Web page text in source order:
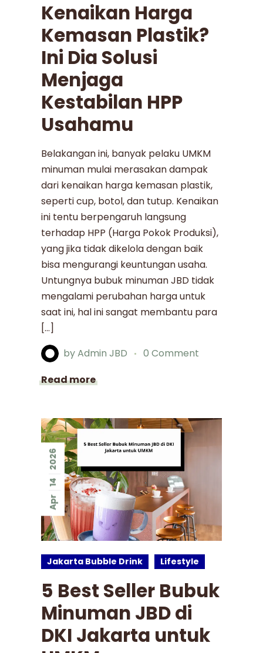
Kenaikan Harga
Kemasan Plastik?
Ini Dia Solusi
Menjaga
Kestabilan HPP
Usahamu
Belakangan ini, banyak pelaku UMKM
minuman mulai merasakan dampak
dari kenaikan harga kemasan plastik,
seperti cup, botol, dan tutup. Kenaikan
ini tentu berpengaruh langsung
terhadap HPP (Harga Pokok Produksi),
yang jika tidak dikelola dengan baik
bisa mengurangi keuntungan usaha.
Untungnya bubuk minuman JBD tidak
mengalami perubahan harga untuk
saat ini, hal ini sangat membantu para
[…]
byAdmin JBD
0 Comment
Read more
Apr
14
2026
Jakarta Bubble Drink Lifestyle
5 Best Seller Bubuk
Minuman JBD di
DKI Jakarta untuk